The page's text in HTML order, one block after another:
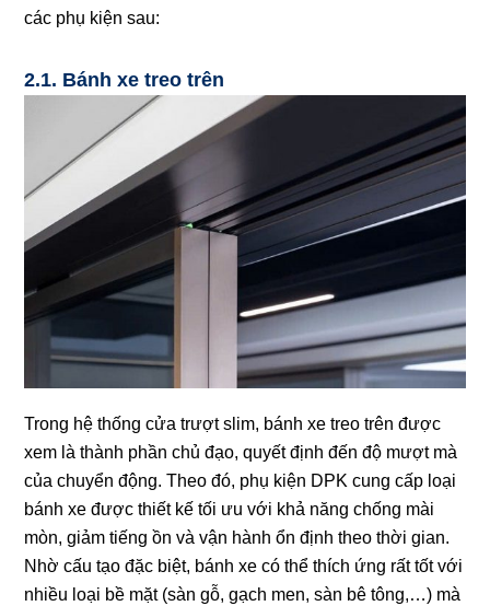
các phụ kiện sau:
2.1. Bánh xe treo trên
Trong hệ thống cửa trượt slim, bánh xe treo trên được
xem là thành phần chủ đạo, quyết định đến độ mượt mà
của chuyển động. Theo đó, phụ kiện DPK cung cấp loại
bánh xe được thiết kế tối ưu với khả năng chống mài
mòn, giảm tiếng ồn và vận hành ổn định theo thời gian.
Nhờ cấu tạo đặc biệt, bánh xe có thể thích ứng rất tốt với
nhiều loại bề mặt (sàn gỗ, gạch men, sàn bê tông,…) mà